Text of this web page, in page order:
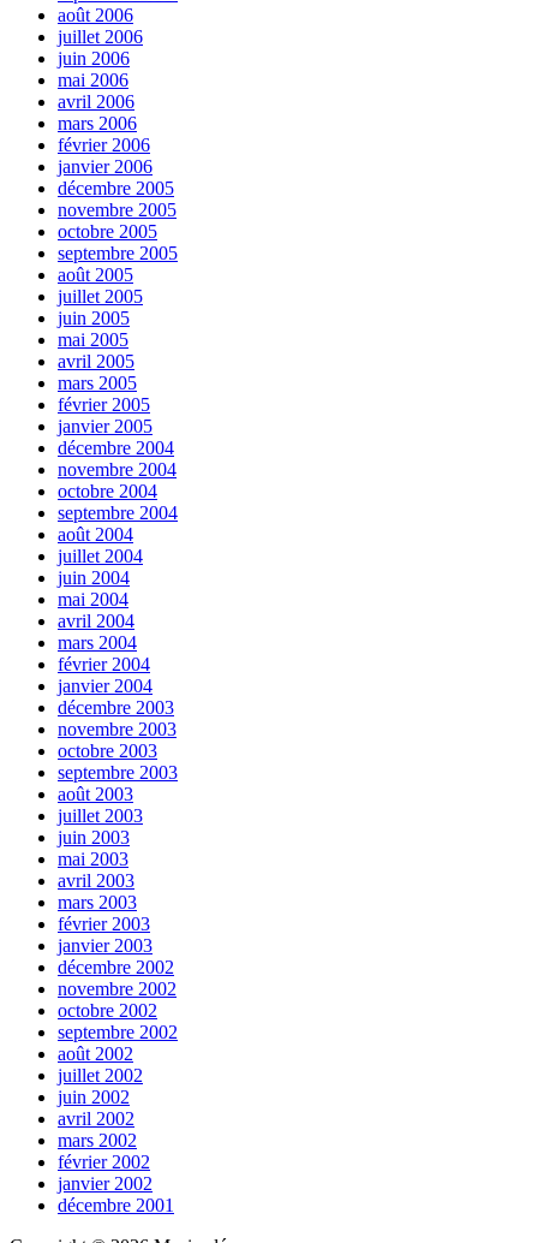
août 2006
juillet 2006
juin 2006
mai 2006
avril 2006
mars 2006
février 2006
janvier 2006
décembre 2005
novembre 2005
octobre 2005
septembre 2005
août 2005
juillet 2005
juin 2005
mai 2005
avril 2005
mars 2005
février 2005
janvier 2005
décembre 2004
novembre 2004
octobre 2004
septembre 2004
août 2004
juillet 2004
juin 2004
mai 2004
avril 2004
mars 2004
février 2004
janvier 2004
décembre 2003
novembre 2003
octobre 2003
septembre 2003
août 2003
juillet 2003
juin 2003
mai 2003
avril 2003
mars 2003
février 2003
janvier 2003
décembre 2002
novembre 2002
octobre 2002
septembre 2002
août 2002
juillet 2002
juin 2002
avril 2002
mars 2002
février 2002
janvier 2002
décembre 2001